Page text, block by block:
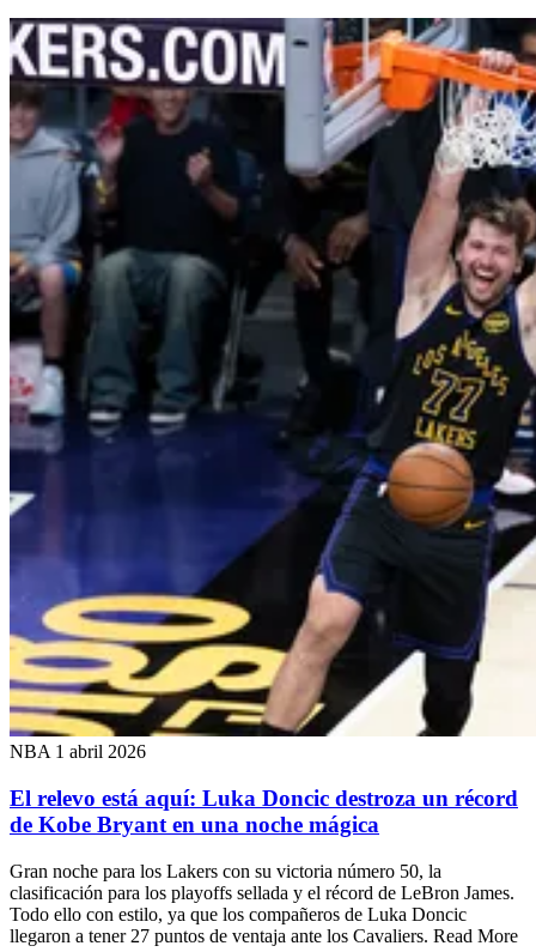
NBA 1 abril 2026
El relevo está aquí: Luka Doncic destroza un récord
de Kobe Bryant en una noche mágica
Gran noche para los Lakers con su victoria número 50, la
clasificación para los playoffs sellada y el récord de LeBron James.
Todo ello con estilo, ya que los compañeros de Luka Doncic
llegaron a tener 27 puntos de ventaja ante los Cavaliers. Read More